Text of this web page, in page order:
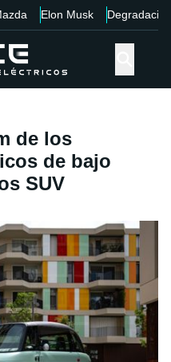
Elon Musk Degradación
de los
de bajo
SUV